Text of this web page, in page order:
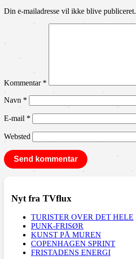
Din e-mailadresse vil ikke blive publiceret.
Kommentar *
Navn *
E-mail *
Websted
Nyt fra TVflux
TURISTER OVER DET HELE
PUNK-FRISØR
KUNST PÅ MUREN
COPENHAGEN SPRINT
FRISTADENS ENERGI